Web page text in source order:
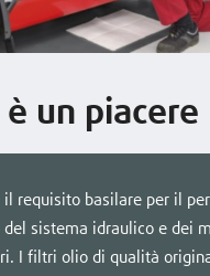
è un piacere
il requisito basilare per il
del sistema idraulico e dei
I filtri olio di qualità